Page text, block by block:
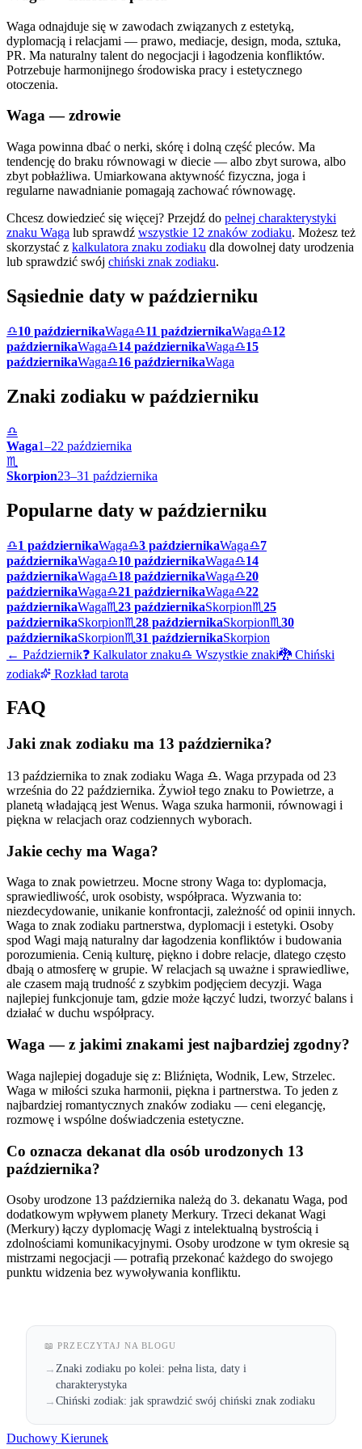
Waga odnajduje się w zawodach związanych z estetyką,
dyplomacją i relacjami — prawo, mediacje, design, moda, sztuka,
PR. Ma naturalny talent do negocjacji i łagodzenia konfliktów.
Potrzebuje harmonijnego środowiska pracy i estetycznego
otoczenia.
Waga— zdrowie
Waga powinna dbać o nerki, skórę i dolną część pleców. Ma
tendencję do braku równowagi w diecie — albo zbyt surowa, albo
zbyt pobłażliwa. Umiarkowana aktywność fizyczna, joga i
regularne nawadnianie pomagają zachować równowagę.
Chcesz dowiedzieć się więcej? Przejdź do pełnej charakterystyki
znaku Waga lub sprawdź wszystkie 12 znaków zodiaku. Możesz też
skorzystać z kalkulatora znaku zodiaku dla dowolnej daty urodzenia
lub sprawdzić swój chiński znak zodiaku.
Sąsiednie daty wpaździerniku
♎10 październikaWaga♎11 październikaWaga♎12
październikaWaga♎14 październikaWaga♎15
październikaWaga♎16 październikaWaga
Znaki zodiaku wpaździerniku
♎
Waga1–22 października
♏
Skorpion23–31 października
Popularne daty wpaździerniku
♎1 październikaWaga♎3 październikaWaga♎7
październikaWaga♎10 październikaWaga♎14
październikaWaga♎18 październikaWaga♎20
październikaWaga♎21 październikaWaga♎22
październikaWaga♏23 październikaSkorpion♏25
październikaSkorpion♏28 październikaSkorpion♏30
październikaSkorpion♏31 październikaSkorpion
← Październik❓ Kalkulator znaku♎ Wszystkie znaki🐉 Chiński
zodiak
Rozkład tarota
FAQ
Jaki znak zodiaku ma 13 października?
13 października to znak zodiaku Waga ♎. Waga przypada od 23
września do 22 października. Żywioł tego znaku to Powietrze, a
planetą władającą jest Wenus. Waga szuka harmonii, równowagi i
piękna w relacjach oraz codziennych wyborach.
Jakie cechy ma Waga?
Waga to znak powietrzeu. Mocne strony Waga to: dyplomacja,
sprawiedliwość, urok osobisty, współpraca. Wyzwania to:
niezdecydowanie, unikanie konfrontacji, zależność od opinii innych.
Waga to znak zodiaku partnerstwa, dyplomacji i estetyki. Osoby
spod Wagi mają naturalny dar łagodzenia konfliktów i budowania
porozumienia. Cenią kulturę, piękno i dobre relacje, dlatego często
dbają o atmosferę w grupie. W relacjach są uważne i sprawiedliwe,
ale czasem mają trudność z szybkim podjęciem decyzji. Waga
najlepiej funkcjonuje tam, gdzie może łączyć ludzi, tworzyć balans i
działać w duchu współpracy.
Waga — z jakimi znakami jest najbardziej zgodny?
Waga najlepiej dogaduje się z: Bliźnięta, Wodnik, Lew, Strzelec.
Waga w miłości szuka harmonii, piękna i partnerstwa. To jeden z
najbardziej romantycznych znaków zodiaku — ceni elegancję,
rozmowę i wspólne doświadczenia estetyczne.
Co oznacza dekanat dla osób urodzonych 13
października?
Osoby urodzone 13 października należą do 3. dekanatu Waga, pod
dodatkowym wpływem planety Merkury. Trzeci dekanat Wagi
(Merkury) łączy dyplomację Wagi z intelektualną bystrością i
zdolnościami komunikacyjnymi. Osoby urodzone w tym okresie są
mistrzami negocjacji — potrafią przekonać każdego do swojego
punktu widzenia bez wywoływania konfliktu.
📖 PRZECZYTAJ NA BLOGU
→Znaki zodiaku po kolei: pełna lista, daty i
charakterystyka
→Chiński zodiak: jak sprawdzić swój chiński znak zodiaku
Duchowy Kierunek